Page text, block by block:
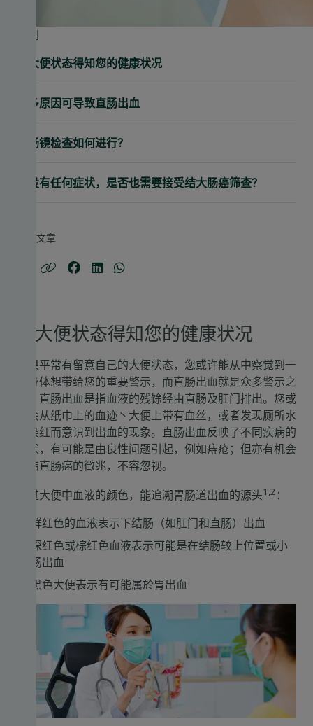
跳到
从大便状态得知您的健康状况
众多原因可导致直肠出血
大肠镜检查如何进行？
若没有任何症状，是否也需要接受结大肠癌筛查？
分享文章
从大便状态得知您的健康状况
如果平常有留意自己的大便状态，您或许能从中察觉到一
些身体想带给您的重要警示，而直肠出血就是众多警示之
一。直肠出血是指血液的残馀经由直肠及肛门排出。您或
许会从纸巾上的血迹丶大便上带有血丝，或者发现厕所水
被染红而意识到出血的现象。直肠出血反映了不同疾病的
徵状，有可能是由良性问题引起，例如痔疮；但亦有机会
是结直肠癌的徵兆，不容忽视。
透过大便中血液的颜色，能追溯胃肠道出血的源头1,2 ：
鲜红色的血液表示下结肠（如肛门和直肠）出血
深红色或棕红色血液表示可能是在结肠较上位置或小
肠出血
黑色大便表示有可能属於胃出血